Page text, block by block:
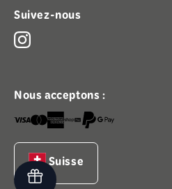
Suivez-nous
Nous acceptons :
Suisse